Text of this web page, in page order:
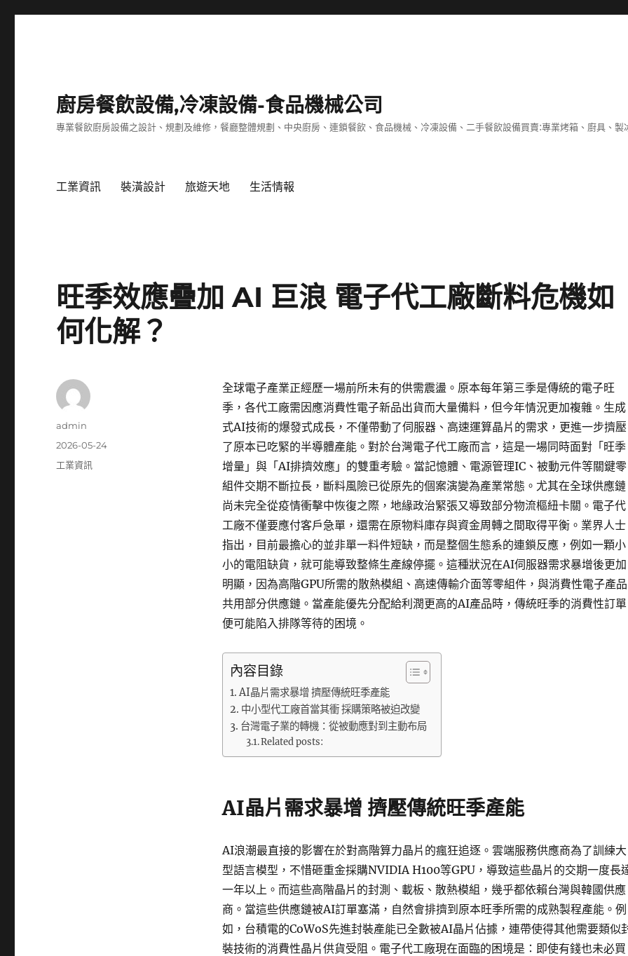
廚房餐飲設備,冷凍設備-食品機械公司
專業餐飲廚房設備之設計、規劃及維修，餐廳整體規劃、中央廚房、連鎖餐飲、食品機械、冷凍設備、二手餐飲設備買賣:專業烤箱、廚具、
工業資訊 裝潢設計 旅遊天地 生活情報
旺季效應疊加 AI 巨浪 電子代工廠斷料危機如
何化解？
全球電子產業正經歷一場前所未有的供需震盪。原本每年第三季是傳統的電子旺
季，各代工廠需因應消費性電子新品出貨而大量備料，但今年情況更加複雜。生成
式AI技術的爆發式成長，不僅帶動了伺服器、高速運算晶片的需求，更進一步擠壓
了原本已吃緊的半導體產能。對於台灣電子代工廠而言，這是一場同時面對「旺季
增量」與「AI排擠效應」的雙重考驗。當記憶體、電源管理IC、被動元件等關鍵零
組件交期不斷拉長，斷料風險已從原先的個案演變為產業常態。尤其在全球供應鏈
尚未完全從疫情衝擊中恢復之際，地緣政治緊張又導致部分物流樞紐卡關。電子代
工廠不僅要應付客戶急單，還需在原物料庫存與資金周轉之間取得平衡。業界人士
指出，目前最擔心的並非單一料件短缺，而是整個生態系的連鎖反應，例如一顆小
小的電阻缺貨，就可能導致整條生產線停擺。這種狀況在AI伺服器需求暴增後更加
明顯，因為高階GPU所需的散熱模組、高速傳輸介面等零組件，與消費性電子產品
共用部分供應鏈。當產能優先分配給利潤更高的AI產品時，傳統旺季的消費性訂單
便可能陷入排隊等待的困境。
內容目錄
AI晶片需求暴增 擠壓傳統旺季產能
中小型代工廠首當其衝 採購策略被迫改變
台灣電子業的轉機：從被動應對到主動布局
Related posts:
AI晶片需求暴增 擠壓傳統旺季產能
AI浪潮最直接的影響在於對高階算力晶片的瘋狂追逐。雲端服務供應商為了訓練大
型語言模型，不惜砸重金採購NVIDIA H100等GPU，導致這些晶片的交期一度長
一年以上。而這些高階晶片的封測、載板、散熱模組，幾乎都依賴台灣與韓國供應
商。當這些供應鏈被AI訂單塞滿，自然會排擠到原本旺季所需的成熟製程產能。例
如，台積電的CoWoS先進封裝產能已全數被AI晶片佔據，連帶使得其他需要類似
裝技術的消費性晶片供貨受阻。電子代工廠現在面臨的困境是：即使有錢也未必買
作
admin
發
2026-05-24
分
工業資訊